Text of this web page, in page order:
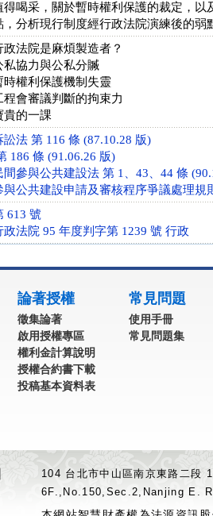
得喝采，關於暫時權利保護的裁定，
，分析現行制度經行政法院演練後的弱
政法院是麻煩製造者？
私協力與公私分贓
時權利保護機制失靈
程會審議判斷的拘束力
貴的一課
訟法 第 116 條 (87.10.28 版)
186 條 (91.06.26 版)
間參與公共建設法 第 1、43、44 條
與公共建設申請及審核程序爭議處理規
613 號
政法院 95 年度判字第 1239 號 行政
論著授權
徵集論著
啟用授權專區
權利金計算說明
授權合約書下載
投稿基本資料表
常見問題
使用手冊
常見問題集
104 台北市中山區南京東路二段
6F.,No.150,Sec.2,Nanjing E.